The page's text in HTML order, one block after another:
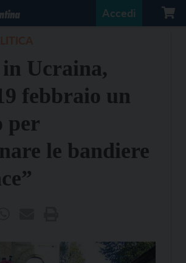
Accedi
Ucraina,
febbraio un
per
le bandiere